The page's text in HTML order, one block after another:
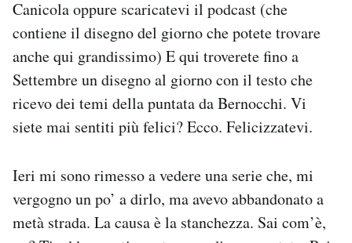
Canicola oppure scaricatevi il podcast (che
contiene il disegno del giorno che potete trovare
anche qui grandissimo) E qui troverete fino a
Settembre un disegno al giorno con il testo che
ricevo dei temi della puntata da Bernocchi. Vi
siete mai sentiti più felici? Ecco. Felicizzatevi.
Ieri mi sono rimesso a vedere una serie che, mi
vergogno un po’ a dirlo, ma avevo abbandonato a
metà strada. La causa è la stanchezza. Sai com’è,